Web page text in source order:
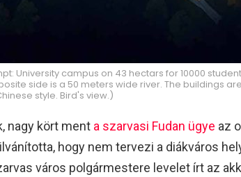
University campus on 43 hectars for 10000
side is a 50 meters wide river. The buildings
style. Bird's view.)
nagy kört ment a szarvasi Fudan ügye az
hogy nem tervezi a diákváros
város polgármestere levelet írt az